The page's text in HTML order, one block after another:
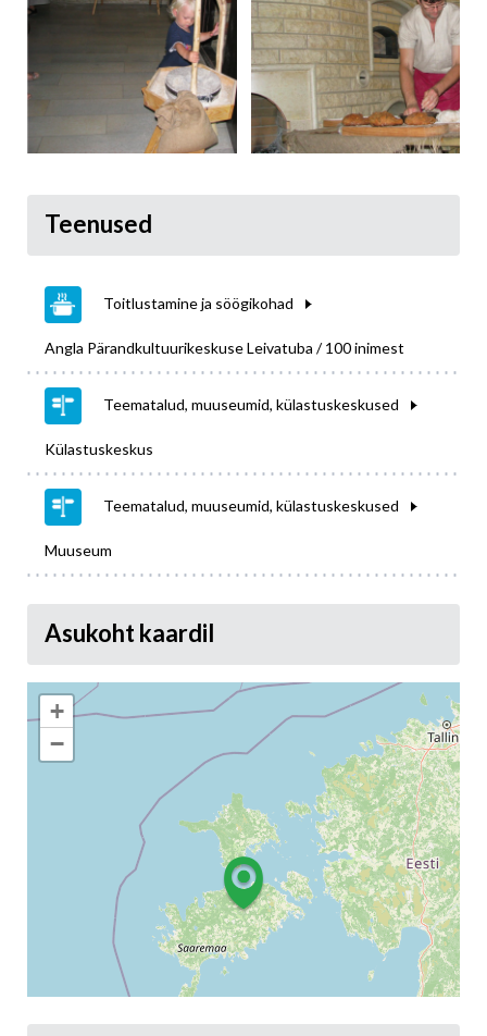
Teenused
Toitlustamine ja söögikohad
Angla Pärandkultuurikeskuse Leivatuba / 100 inimest
Teematalud, muuseumid, külastuskeskused
Külastuskeskus
Teematalud, muuseumid, külastuskeskused
Muuseum
Asukoht kaardil
+
−